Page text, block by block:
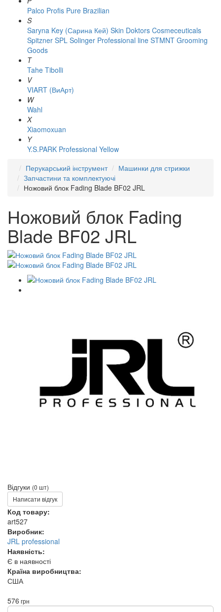
Palco Profis Pure Brazilian
S
Saryna Key (Сарина Кей) Skin Doktors Cosmeceuticals
Spitzner SPL Solinger Professional line STMNT Grooming
Goods
T
Tahe Tibolli
V
VIART (ВиАрт)
W
Wahl
X
Xiaomoxuan
Y
Y.S.PARK Professional Yellow
Перукарський інструмент
Машинки для стрижки
Запчастини та комплектуючі
Ножовий блок Fading Blade BF02 JRL
Ножовий блок Fading
Blade BF02 JRL
Відгуки (0 шт)
Написати відгук
Код товару:
art527
Виробник:
JRL professional
Наявність:
Є в наявності
Країна виробництва:
США
576 грн